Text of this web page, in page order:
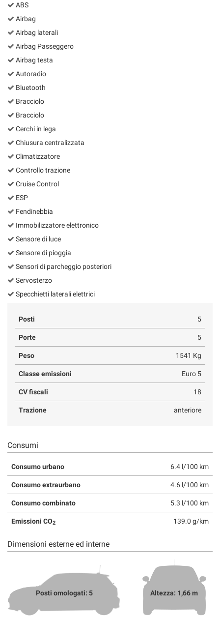
ABS
Airbag
Airbag laterali
Airbag Passeggero
Airbag testa
Autoradio
Bluetooth
Bracciolo
Bracciolo
Cerchi in lega
Chiusura centralizzata
Climatizzatore
Controllo trazione
Cruise Control
ESP
Fendinebbia
Immobilizzatore elettronico
Sensore di luce
Sensore di pioggia
Sensori di parcheggio posteriori
Servosterzo
Specchietti laterali elettrici
Posti 5
Porte 5
Peso 1541 Kg
Classe emissioni Euro 5
CV fiscali 18
Trazione anteriore
Consumi
Consumo urbano 6.4 l/100 km
Consumo extraurbano 4.6 l/100 km
Consumo combinato 5.3 l/100 km
Emissioni CO2 139.0 g/km
Dimensioni esterne ed interne
Posti omologati: 5 Altezza: 1,66 m